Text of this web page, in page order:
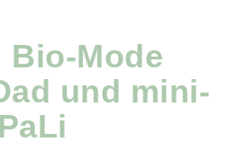
Bio-Mode
und mini-